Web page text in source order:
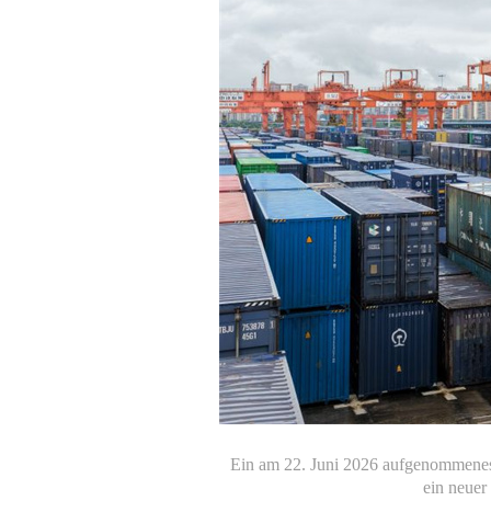
Ein am 22. Juni 2026
ein